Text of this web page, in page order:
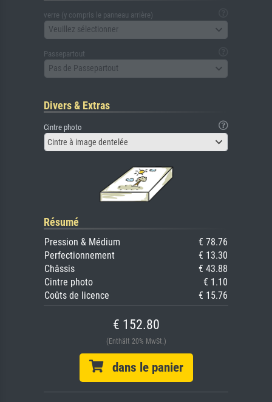
verre (y compris le panneau arrière)
Veuillez sélectionner
Passepartout
Pas de Passepartout
Divers & Extras
Cintre photo
Cintre à image dentelée
Résumé
Pression & Médium
€ 78.76
Perfectionnement
€ 13.30
Châssis
€ 43.88
Cintre photo
€ 1.10
Coûts de licence
€ 15.76
€ 152.80
(Enthält 20% MwSt.)
dans le panier